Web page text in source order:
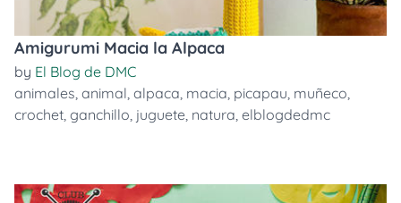
Amigurumi Macia la Alpaca
by El Blog de DMC
animales, animal, alpaca, macia, picapau, muñeco,
crochet, ganchillo, juguete, natura, elblogdedmc